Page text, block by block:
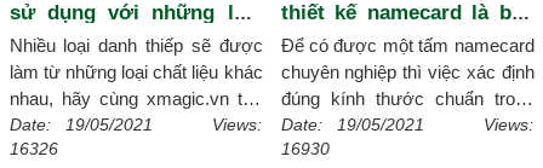
sử dụng với những loại
chất liệu gì?
Nhiều loại danh thiếp sẽ được
làm từ những loại chất liệu khác
nhau, hãy cùng xmagic.vn tìm
hiểu những chất liệu thường để
dùng làm danh thiếp nhé!
Date: 19/05/2021 Views:
16326
thiết kế namecard là bao
nhiêu?
Để có được một tấm namecard
chuyên nghiệp thì việc xác định
đúng kính thước chuẩn trong
namecard là yếu tố rất quan
trọng, vậy bạn đã biết chưa hãy
Date: 19/05/2021 Views:
16930